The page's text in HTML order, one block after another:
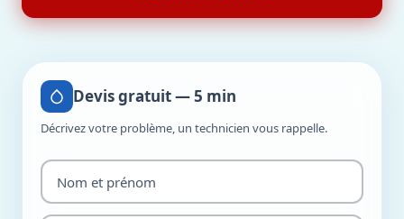
Devis gratuit — 5 min
Décrivez votre problème, un technicien vous rappelle.